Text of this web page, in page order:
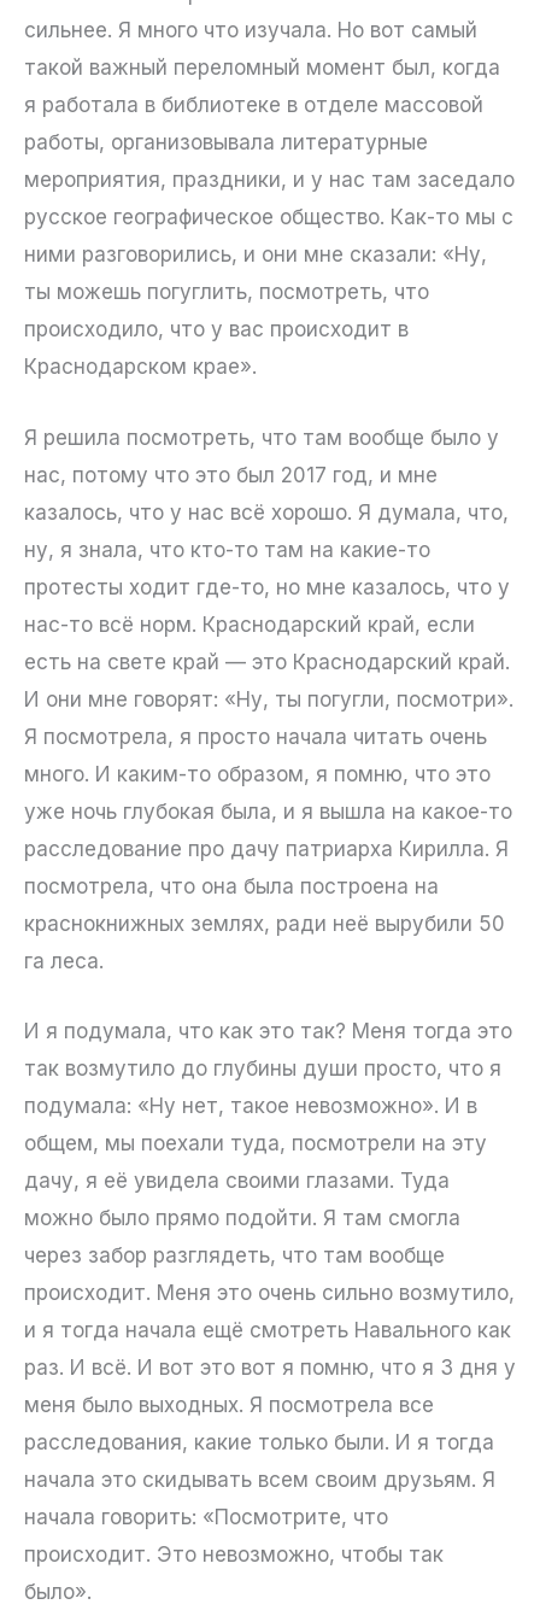
сильнее. Я много что изучала. Но вот самый
такой важный переломный момент был, когда
я работала в библиотеке в отделе массовой
работы, организовывала литературные
мероприятия, праздники, и у нас там заседало
русское географическое общество. Как-то мы с
ними разговорились, и они мне сказали: «Ну,
ты можешь погуглить, посмотреть, что
происходило, что у вас происходит в
Краснодарском крае».
Я решила посмотреть, что там вообще было у
нас, потому что это был 2017 год, и мне
казалось, что у нас всё хорошо. Я думала, что,
ну, я знала, что кто-то там на какие-то
протесты ходит где-то, но мне казалось, что у
нас-то всё норм. Краснодарский край, если
есть на свете край — это Краснодарский край.
И они мне говорят: «Ну, ты погугли, посмотри».
Я посмотрела, я просто начала читать очень
много. И каким-то образом, я помню, что это
уже ночь глубокая была, и я вышла на какое-то
расследование про дачу патриарха Кирилла. Я
посмотрела, что она была построена на
краснокнижных землях, ради неё вырубили 50
га леса.
И я подумала, что как это так? Меня тогда это
так возмутило до глубины души просто, что я
подумала: «Ну нет, такое невозможно». И в
общем, мы поехали туда, посмотрели на эту
дачу, я её увидела своими глазами. Туда
можно было прямо подойти. Я там смогла
через забор разглядеть, что там вообще
происходит. Меня это очень сильно возмутило,
и я тогда начала ещё смотреть Навального как
раз. И всё. И вот это вот я помню, что я 3 дня у
меня было выходных. Я посмотрела все
расследования, какие только были. И я тогда
начала это скидывать всем своим друзьям. Я
начала говорить: «Посмотрите, что
происходит. Это невозможно, чтобы так
было».